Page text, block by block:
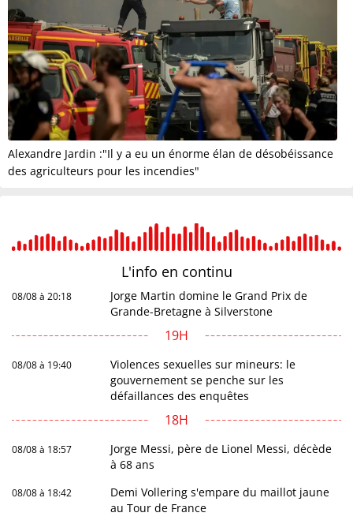
Alexandre Jardin :"Il y a eu un énorme élan de désobéissance
des agriculteurs pour les incendies"
L'info en continu
08/08 à 20:18
Jorge Martin domine le Grand Prix de
Grande-Bretagne à Silverstone
19H
08/08 à 19:40
Violences sexuelles sur mineurs: le
gouvernement se penche sur les
défaillances des enquêtes
18H
08/08 à 18:57
Jorge Messi, père de Lionel Messi, décède
à 68 ans
08/08 à 18:42
Demi Vollering s'empare du maillot jaune
au Tour de France